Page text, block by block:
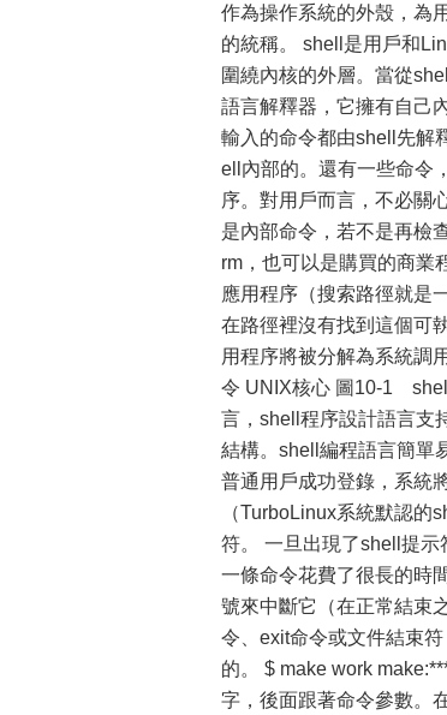
作為操作系統的外殼，為
的統稱。 shell是用戶和
圍繞內核的外層。當從
語言解釋器，它擁有自己
輸入的命令都由shell先解
ell內部的。還有一些命令
序。對用戶而言，不必關
是內部命令，若不是再檢
rm，也可以是購買的商業
應用程序（搜索路徑就是
在路徑裡沒有找到這個可
用程序將被分解為系統調
令 UNIX核心 圖10-1
言，shell程序設計語言支
結構。shell編程語言簡單
普通用戶成功登錄，系統
（TurboLinux系統默認的
符。 一旦出現了shell提
一條命令花費了很長的時
號來中斷它（在正常結束
令、exit命令或文件結束
的。 $ make work
字，後面跟著命令參數。